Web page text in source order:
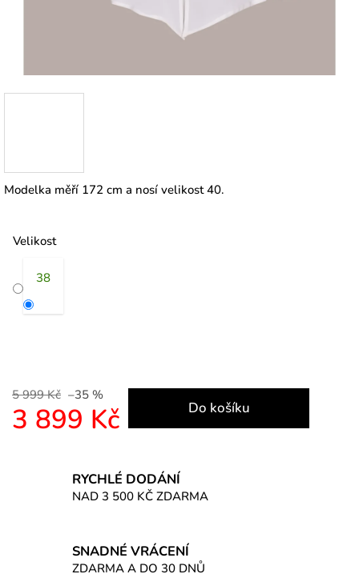
Modelka měří 172 cm a nosí velikost 40.
Velikost
38
5 999 Kč –35 %
3 899 Kč Do košíku
RYCHLÉ DODÁNÍ
NAD 3 500 KČ ZDARMA
SNADNÉ VRÁCENÍ
ZDARMA A DO 30 DNŮ